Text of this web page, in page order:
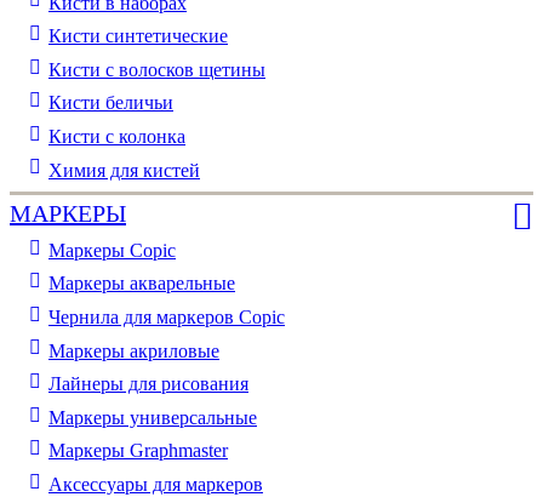
Кисти синтетические
Кисти с волосков щетины
Кисти беличьи
Кисти с колонка
Химия для кистей
МАРКЕРЫ
Маркеры Copic
Маркеры акварельные
Чернила для маркеров Copic
Маркеры акриловые
Лайнеры для рисования
Маркеры универсальные
Маркеры Graphmaster
Аксессуары для маркеров